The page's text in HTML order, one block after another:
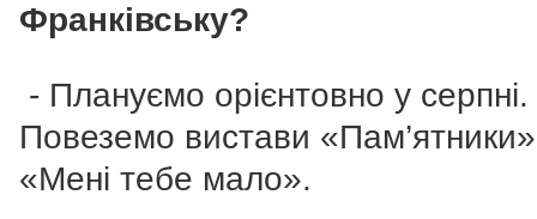
Франківську?
- Плануємо орієнтовно у серпні.
Повеземо вистави
«Мені тебе мало».